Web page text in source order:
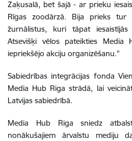
Zaķusalā, bet šajā - ar prieku
Rīgas zoodārzā. Bija prieks tur
žurnālistus, kuri tāpat
Atsevišķi vēlos pateikties Media
iepriekšējo akciju organizēšanu."
Sabiedrības integrācijas fonda
Media Hub Riga strādā, lai
Latvijas sabiedrībā.
Media Hub Riga sniedz
nonākušajiem ārvalstu mediju